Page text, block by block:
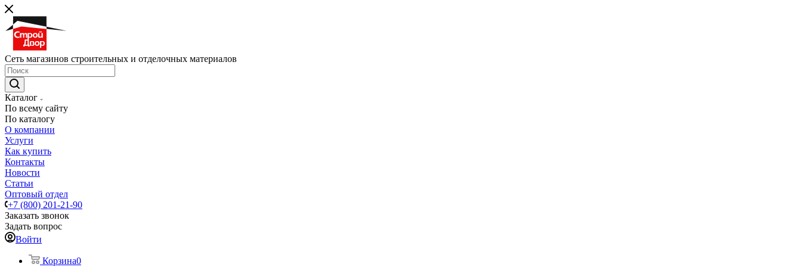
Сеть магазинов строительных и отделочных материалов
Каталог
По всему сайту
По каталогу
О компании
Услуги
Как купить
Контакты
Новости
Статьи
Оптовый отдел
+7 (800) 201-21-90
Заказать звонок
Задать вопрос
Войти
Корзина0